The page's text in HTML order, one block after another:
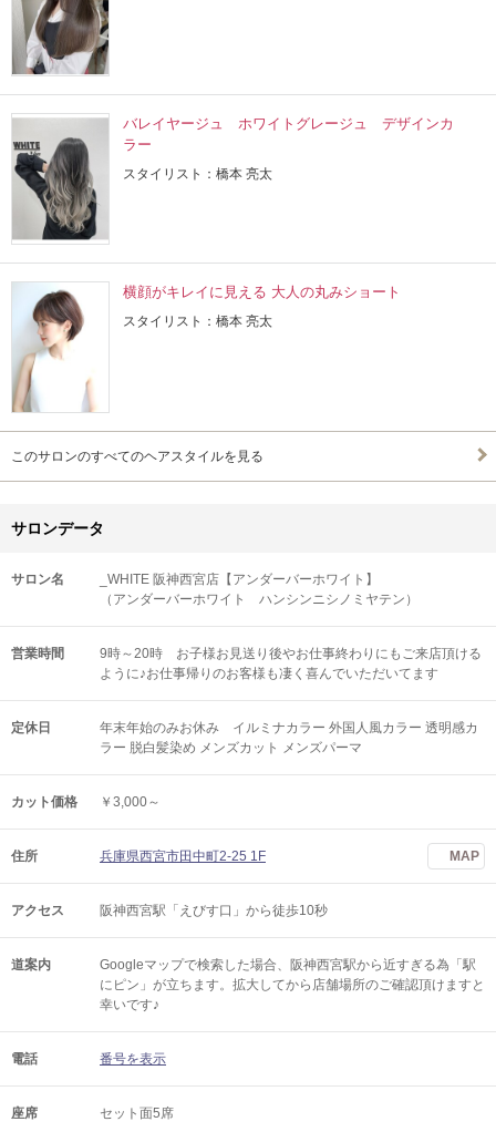
バレイヤージュ ホワイトグレージュ デザインカ
ラー
スタイリスト：橋本 亮太
横顔がキレイに見える 大人の丸みショート
スタイリスト：橋本 亮太
このサロンのすべてのヘアスタイルを見る
サロンデータ
サロン名
_WHITE 阪神西宮店【アンダーバーホワイト】
（アンダーバーホワイト ハンシンニシノミヤテン）
営業時間
9時～20時 お子様お見送り後やお仕事終わりにもご来店頂ける
ように♪お仕事帰りのお客様も凄く喜んでいただいてます
定休日
年末年始のみお休み イルミナカラー 外国人風カラー 透明感カ
ラー 脱白髪染め メンズカット メンズパーマ
カット価格 ￥3,000～
住所 兵庫県西宮市田中町2-25 1F MAP
アクセス 阪神西宮駅「えびす口」から徒歩10秒
道案内
Googleマップで検索した場合、阪神西宮駅から近すぎる為「駅
にピン」が立ちます。拡大してから店舗場所のご確認頂けますと
幸いです♪
電話 番号を表示
座席 セット面5席